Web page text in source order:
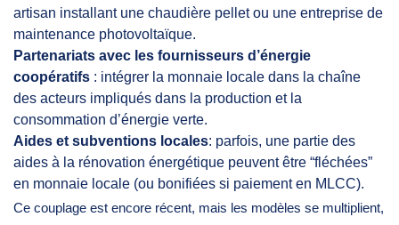
artisan installant une chaudière pellet ou une entreprise de
maintenance photovoltaïque.
Partenariats avec les fournisseurs d’énergie
coopératifs : intégrer la monnaie locale dans la chaîne
des acteurs impliqués dans la production et la
consommation d’énergie verte.
Aides et subventions locales: parfois, une partie des
aides à la rénovation énergétique peuvent être “fléchées”
en monnaie locale (ou bonifiées si paiement en MLCC).
Ce couplage est encore récent, mais les modèles se multiplient,